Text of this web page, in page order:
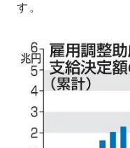
す。